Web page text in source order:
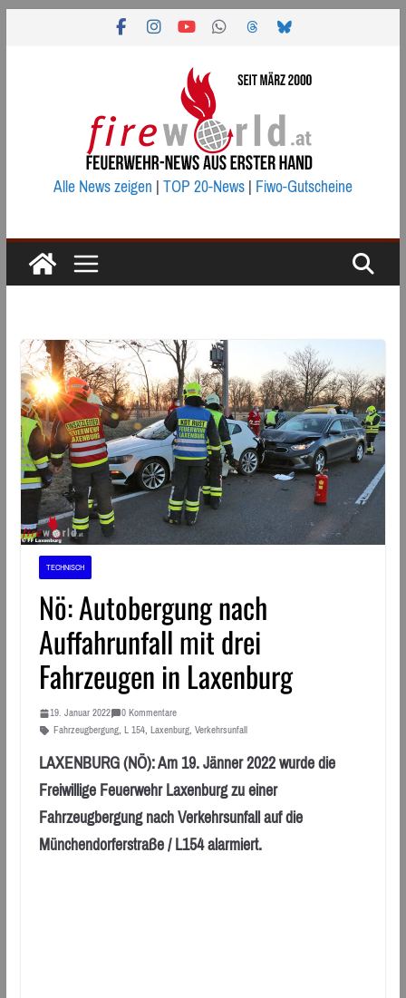
Alle News zeigen|TOP 20-News|Fiwo-Gutscheine
TECHNISCH
Nö: Autobergung nach
Auffahrunfall mit drei
Fahrzeugen in Laxenburg
19. Januar 2022
0 Kommentare
Fahrzeugbergung, L 154, Laxenburg, Verkehrsunfall
LAXENBURG (NÖ): Am 19. Jänner 2022 wurde die
Freiwillige Feuerwehr Laxenburg zu einer
Fahrzeugbergung nach Verkehrsunfall auf die
Münchendorferstraße / L154 alarmiert.